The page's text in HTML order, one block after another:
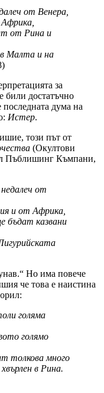
от Венера,
от Рина и
Малта и на
за
били достатъчно
дума на
Истер.
този път от
(Окултови
Пъблишинг Къмпани,
от
и от Африка,
бъдат казвани
Но има повече
че това е наистина
голяма
голямо
толкова много
в Рина.